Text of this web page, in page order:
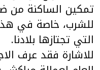
تمكين الساكنة من
للشرب، خاصة في
التي تجتازها بلادنا.
للاشارة فقد عرف